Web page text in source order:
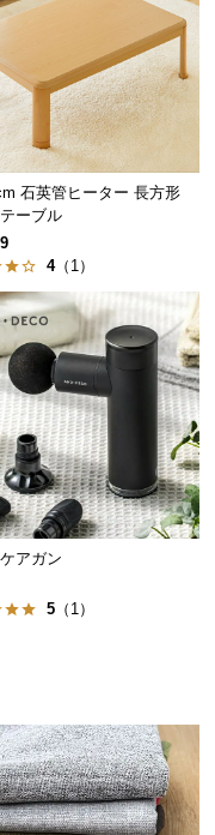
石英管ヒーター 長方形
ーブル
4（1）
アガン
5 （1）